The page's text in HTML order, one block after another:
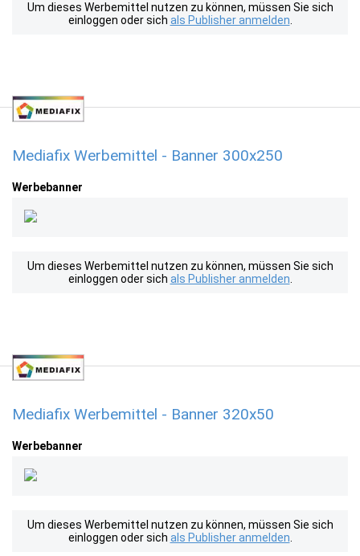
Um dieses Werbemittel nutzen zu können, müssen Sie sich
einloggen oder sich als Publisher anmelden
Mediafix Werbemittel - Banner 300x250
Werbebanner
Um dieses Werbemittel nutzen zu können, müssen Sie sich
einloggen oder sich als Publisher anmelden
Mediafix Werbemittel - Banner 320x50
Werbebanner
Um dieses Werbemittel nutzen zu können, müssen Sie sich
einloggen oder sich als Publisher anmelden